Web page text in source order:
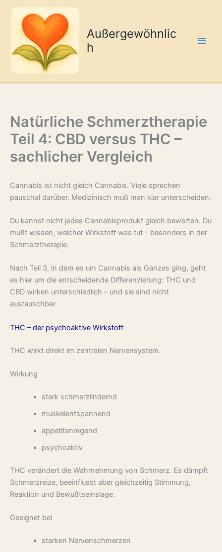
springen
Außergewöhnlic
h
Natürliche Schmerztherapie
Teil 4: CBD versus THC –
sachlicher Vergleich
Cannabis ist nicht gleich Cannabis. Viele sprechen
pauschal darüber. Medizinisch muß man klar unterscheiden.
Du kannst nicht jedes Cannabisprodukt gleich bewerten. Du
mußt wissen, welcher Wirkstoff was tut – besonders in der
Schmerztherapie.
Nach Teil 3, in dem es um Cannabis als Ganzes ging, geht
es hier um die entscheidende Differenzierung: THC und
CBD wirken unterschiedlich – und sie sind nicht
austauschbar.
THC – der psychoaktive Wirkstoff
THC wirkt direkt im zentralen Nervensystem.
Wirkung
stark schmerzlindernd
muskelentspannend
appetitanregend
psychoaktiv
THC verändert die Wahrnehmung von Schmerz. Es dämpft
Schmerzreize, beeinflusst aber gleichzeitig Stimmung,
Reaktion und Bewußtseinslage.
Geeignet bei
starken Nervenschmerzen